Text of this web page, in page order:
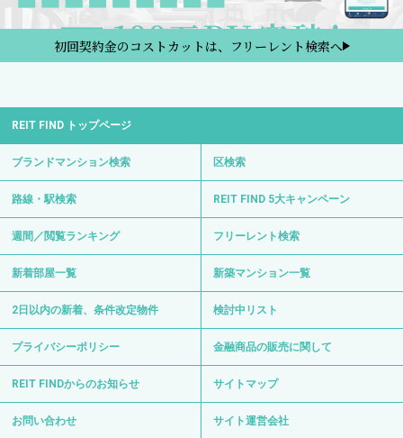
初回契約金のコストカットは、フリーレント検索へ
REIT FIND トップページ
ブランドマンション検索 区検索
路線・駅検索 REIT FIND 5大キャンペーン
週間／閲覧ランキング フリーレント検索
新着部屋一覧 新築マンション一覧
2日以内の新着、条件改定物件 検討中リスト
プライバシーポリシー 金融商品の販売に関して
REIT FINDからのお知らせ サイトマップ
お問い合わせ サイト運営会社